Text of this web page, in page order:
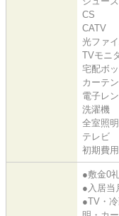
CS
CATV
光ファ
TVモニ
宅配ボ
カーテ
電子レ
洗濯機
全室照
テレビ
初期費
●敷金0
●入居当
●TV・